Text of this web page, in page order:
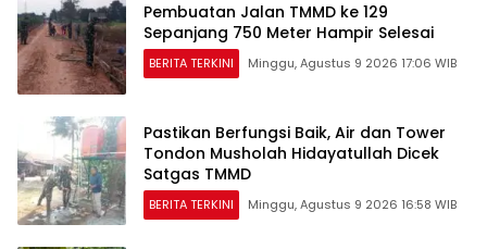
Pembuatan Jalan TMMD ke 129
Sepanjang 750 Meter Hampir Selesai
BERITA TERKINI Minggu, Agustus 9 2026 17:06 WIB
Pastikan Berfungsi Baik, Air dan Tower
Tondon Musholah Hidayatullah Dicek
Satgas TMMD
BERITA TERKINI Minggu, Agustus 9 2026 16:58 WIB